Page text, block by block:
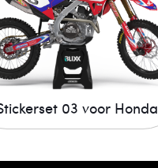
03 voor Honda